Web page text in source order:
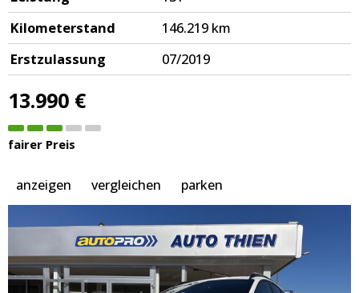
Kilometerstand
146.219 km
Erstzulassung
07/2019
13.990 €
fairer Preis
anzeigen vergleichen parken